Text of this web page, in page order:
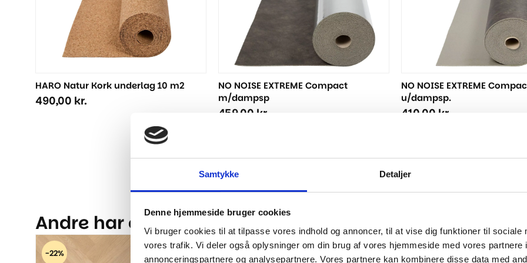
Samtykke Detaljer
Denne hjemmeside bruger cookies
Vi bruger cookies til at tilpasse vores indhold og annoncer, til at vise dig funktioner til sociale
vores trafik. Vi deler også oplysninger om din brug af vores hjemmeside med vores partnere
annonceringspartnere og analysepartnere. Vores partnere kan kombinere disse data med
HARO Natur Kork underlag 10 m2
490,00 kr.
NO NOISE EXTREME Compact
m/dampsp
459,00 kr.
NO NOISE EXTREME
u/dampsp.
410,00 kr.
Andre har også kigget på...
-22% -50%